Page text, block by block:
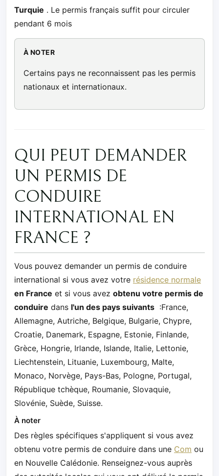
Turquie . Le permis français suffit pour circuler
pendant 6 mois
À NOTER
Certains pays ne reconnaissent pas les permis
nationaux et internationaux.
QUI PEUT DEMANDER
UN PERMIS DE
CONDUIRE
INTERNATIONAL EN
FRANCE ?
Vous pouvez demander un permis de conduire
international si vous avez votre résidence normale
en France et si vous avez obtenu votre permis de
conduire dans l'un des pays suivants :France,
Allemagne, Autriche, Belgique, Bulgarie, Chypre,
Croatie, Danemark, Espagne, Estonie, Finlande,
Grèce, Hongrie, Irlande, Islande, Italie, Lettonie,
Liechtenstein, Lituanie, Luxembourg, Malte,
Monaco, Norvège, Pays-Bas, Pologne, Portugal,
République tchèque, Roumanie, Slovaquie,
Slovénie, Suède, Suisse.
À noter
Des règles spécifiques s'appliquent si vous avez
obtenu votre permis de conduire dans une Com ou
en Nouvelle Calédonie. Renseignez-vous auprès